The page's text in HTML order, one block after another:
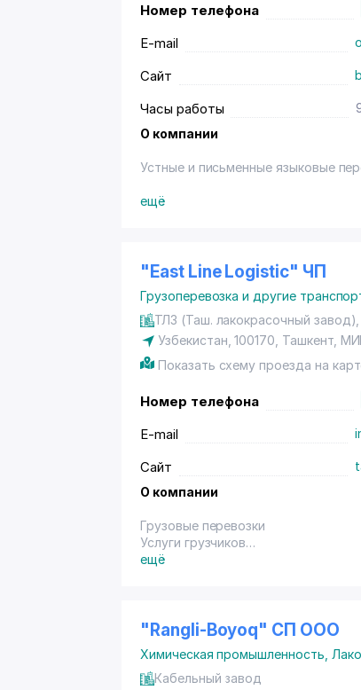
Номер телефона
E-mail
Сайт
Часы работы
О компании
Устные и письменные языковые
Мы специализируемся в
ещё
"East Line Logistic" ЧП
Грузоперевозка и другие
ТЛЗ (Таш. лакокрасочный
Узбекистан, 100170, Ташкент,
Показать схему проезда на
Номер телефона
E-mail
Сайт
О компании
Грузовые перевозки
Услуги грузчиков
Услуги по сборке и упаковке мебели
ещё
"Rangli-Boyoq" СП ООО
Химическая промышленность
Кабельный завод